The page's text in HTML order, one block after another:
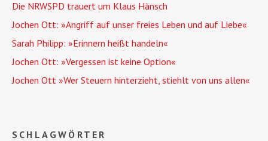
Die NRWSPD trauert um Klaus Hänsch
Jochen Ott: »Angriff auf unser freies Leben und auf Liebe«
Sarah Philipp: »Erinnern heißt handeln«
Jochen Ott: »Vergessen ist keine Option«
Jochen Ott »Wer Steuern hinterzieht, stiehlt von uns allen«
SCHLAGWÖRTER